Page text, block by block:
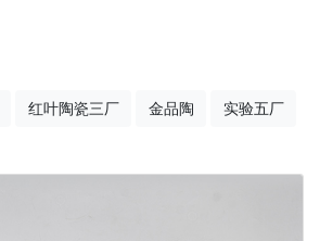
红叶陶瓷三厂 金品陶 实验五厂